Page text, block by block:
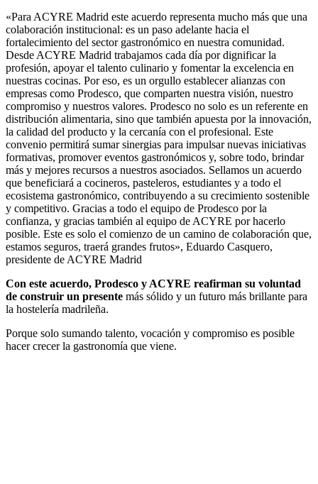
«Para ACYRE Madrid este acuerdo representa mucho más que una
colaboración institucional: es un paso adelante hacia el
fortalecimiento del sector gastronómico en nuestra comunidad.
Desde ACYRE Madrid trabajamos cada día por dignificar la
profesión, apoyar el talento culinario y fomentar la excelencia en
nuestras cocinas. Por eso, es un orgullo establecer alianzas con
empresas como Prodesco, que comparten nuestra visión, nuestro
compromiso y nuestros valores. Prodesco no solo es un referente en
distribución alimentaria, sino que también apuesta por la innovación,
la calidad del producto y la cercanía con el profesional. Este
convenio permitirá sumar sinergias para impulsar nuevas iniciativas
formativas, promover eventos gastronómicos y, sobre todo, brindar
más y mejores recursos a nuestros asociados. Sellamos un acuerdo
que beneficiará a cocineros, pasteleros, estudiantes y a todo el
ecosistema gastronómico, contribuyendo a su crecimiento sostenible
y competitivo. Gracias a todo el equipo de Prodesco por la
confianza, y gracias también al equipo de ACYRE por hacerlo
posible. Este es solo el comienzo de un camino de colaboración que,
estamos seguros, traerá grandes frutos», Eduardo Casquero,
presidente de ACYRE Madrid
Con este acuerdo, Prodesco y ACYRE reafirman su voluntad
de construir un presente más sólido y un futuro más brillante para
la hostelería madrileña.
Porque solo sumando talento, vocación y compromiso es posible
hacer crecer la gastronomía que viene.